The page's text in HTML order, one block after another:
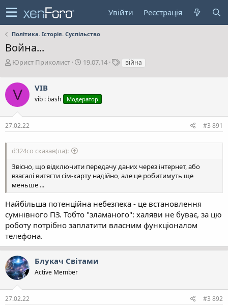
Увійти Реєстрація
Політика. Історія. Суспільство
Война...
А
о
р
т
е
м
Юрист Приколист
Д
с
в
я
19.07.14
Твійна
V VIB
vib : bash Модератор
27.02.22 #3 891
d324co сказав(ла):
Звісно, що відключити передачу даних через інтернет, або
взагалі витягти сім-карту надійно, але це робитимуть ще
меньше ...
Найбільша потенційна небезпека - це встановлення
сумнівного ПЗ. Тобто "зламаного": халяви не буває, за цю
роботу потрібно заплатити власним функціоналом
телефона.
Блукач Cвiтами
Active Member
27.02.22 #3 892